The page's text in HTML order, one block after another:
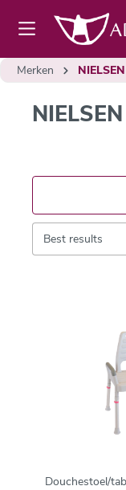
hoofdinhoud
Merken NIELSEN
NIELSEN
Douchestoel/